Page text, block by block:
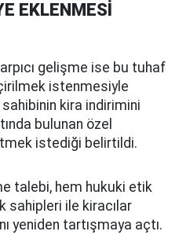
EKLENMESİ
gelişme ise bu tuhaf
istenmesiyle
kira indirimini
bulunan özel
istediği belirtildi.
talebi, hem hukuki etik
sahipleri ile kiracılar
yeniden tartışmaya açtı.